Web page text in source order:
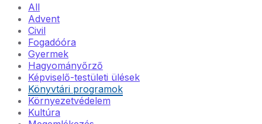
All
Advent
Civil
Fogadóóra
Gyermek
Hagyományőrző
Képviselő-testületi ülések
Könyvtári programok
Környezetvédelem
Kultúra